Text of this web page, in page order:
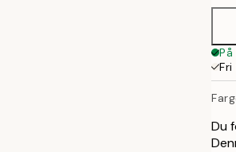
Du